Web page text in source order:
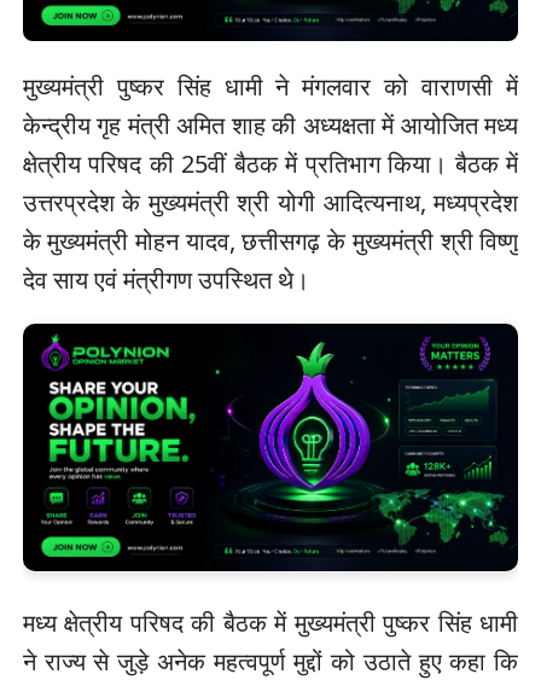
मुख्यमंत्री पुष्कर सिंह धामी ने मंगलवार को वाराणसी में
केन्द्रीय गृह मंत्री अमित शाह की अध्यक्षता में आयोजित मध्य
क्षेत्रीय परिषद की 25वीं बैठक में प्रतिभाग किया। बैठक में
उत्तरप्रदेश के मुख्यमंत्री श्री योगी आदित्यनाथ, मध्यप्रदेश
के मुख्यमंत्री मोहन यादव, छत्तीसगढ़ के मुख्यमंत्री श्री विष्णु
देव साय एवं मंत्रीगण उपस्थित थे।
मध्य क्षेत्रीय परिषद की बैठक में मुख्यमंत्री पुष्कर सिंह धामी
ने राज्य से जुड़े अनेक महत्वपूर्ण मुद्दों को उठाते हुए कहा कि